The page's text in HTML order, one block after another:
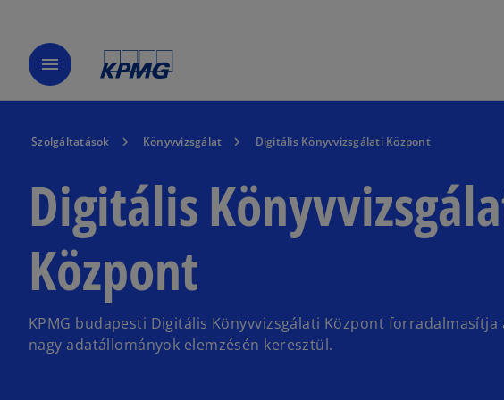
menu
Szolgáltatások Könyvvizsgálat Digitális Könyvvizsgálati Központ
Digitális
Központ
KPMG budapesti Digitális Könyvvizsgálati Központ forradalmasítja
nagy adatállományok elemzésén keresztül.